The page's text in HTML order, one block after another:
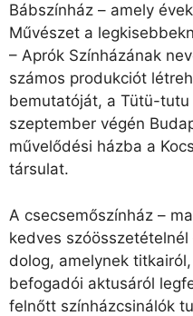
Bábszínház – amely
Művészet a
– Aprók Színházának
számos produkciót
bemutatóját, a Tütü-
szeptember végén
művelődési házba a
társulat.
A csecsemőszínház –
kedves
dolog, amelynek
befogadói aktusáról
felnőtt színházcsinálók